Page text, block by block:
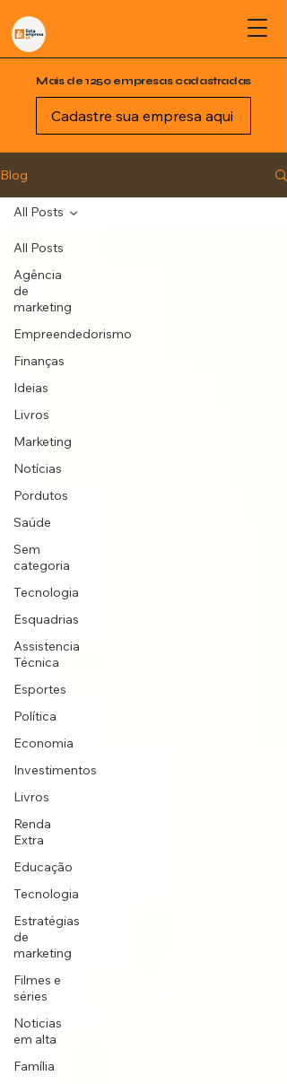
Mais de 1250 empresas cadastradas
Cadastre sua empresa aqui
Blog
All Posts
Agência
de
marketing
Empreendedorismo
Finanças
Ideias
Livros
Marketing
Notícias
Pordutos
Saúde
Sem
categoria
Tecnologia
Esquadrias
Assistencia
Técnica
Esportes
Política
Economia
Investimentos
Livros
Renda
Extra
Educação
Tecnologia
Estratégias
de
marketing
Filmes e
séries
Noticias
em alta
Família
All Posts